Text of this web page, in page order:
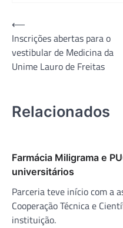
Navegação
de
Post
⟵
Inscrições abertas para o
vestibular de Medicina da
Unime Lauro de Freitas
Relacionados
Farmácia Miligrama e
universitários
Parceria teve início com a
Cooperação Técnica e
instituição.